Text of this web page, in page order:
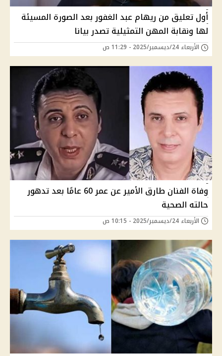
أول تعليق من ريهام عبد الغفور بعد الصورة المسيئة
لها ونقابة المهن التمثيلية تصدر بيانا
الأربعاء 24/ديسمبر/2025 - 11:29 ص
وفاة الفنان طارق الأمير عن عمر 60 عامًا بعد تدهور
حالته الصحية
الأربعاء 24/ديسمبر/2025 - 10:15 ص